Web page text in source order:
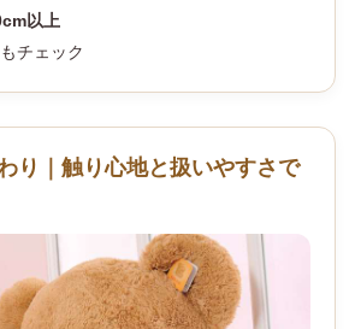
以上
もチェック
り｜触り心地と扱いやすさで